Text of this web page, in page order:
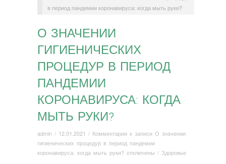
в период пандемии коронавируса: когда мыть руки?
О ЗНАЧЕНИИ
ГИГИЕНИЧЕСКИХ
ПРОЦЕДУР В ПЕРИОД
ПАНДЕМИИ
КОРОНАВИРУСА: КОГДА
МЫТЬ РУКИ?
admin / 12.01.2021 / Комментарии к записи О значении
гигиенических процедур в период пандемии
коронавируса: когда мыть руки? отключены / Здоровье